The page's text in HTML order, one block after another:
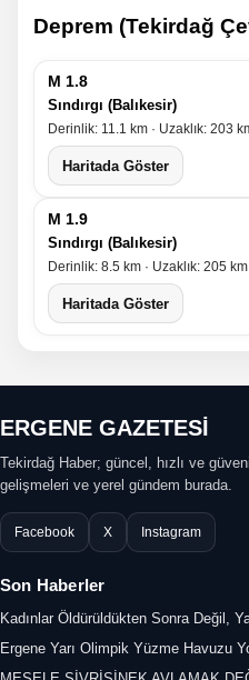
Deprem (Tekirdağ
M 1.8
Sındırgı (Balıkesir)
Derinlik: 11.1 km · Uzaklık: 203
Haritada Göster
M 1.9
Sındırgı (Balıkesir)
Derinlik: 8.5 km · Uzaklık: 205 km
Haritada Göster
ERGENE GAZETESİ
Tekirdağ Haber; güncel, hızlı ve
gelişmeleri ve yerel gündem burada.
Facebook X Instagram
Son Haberler
Kadınlar Öldürüldükten Sonra Değil,
Ergene Yarı Olimpik Yüzme Havuzu